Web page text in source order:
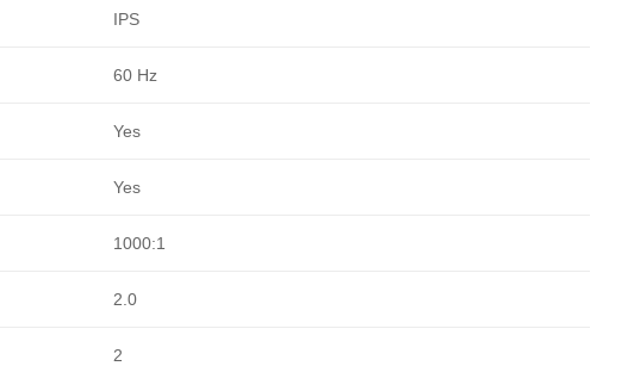
IPS
60 Hz
Yes
Yes
1000:1
2.0
2